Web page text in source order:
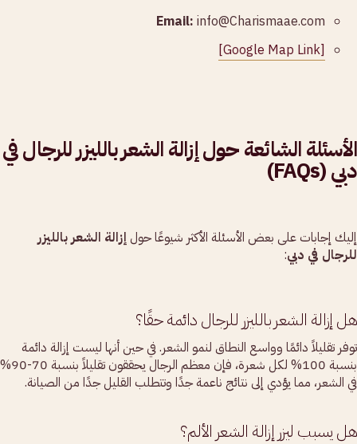
Email: info@Charismaae.com
[Google Map Link]
الأسئلة الشائعة حول إزالة الشعر بالليزر للرجال في
دبي (FAQs)
إليك إجابات على بعض الأسئلة الأكثر شيوعًا حولإزالة الشعر بالليزر
للرجال في دبي:
هل إزالة الشعر بالليزر للرجال دائمة حقًا؟
توفر تقليلاً دائمًا وواسع النطاق لنمو الشعر. في حين أنها ليست إزالة دائمة
بنسبة 100% لكل شعرة، فإن معظم الرجال يحققون تقليلاً بنسبة 70-90%
في الشعر، مما يؤدي إلى نتائج ناعمة جدًا وتتطلب القليل جدًا من الصيانة.
هل يسبب ليزر إزالة الشعر الألم؟